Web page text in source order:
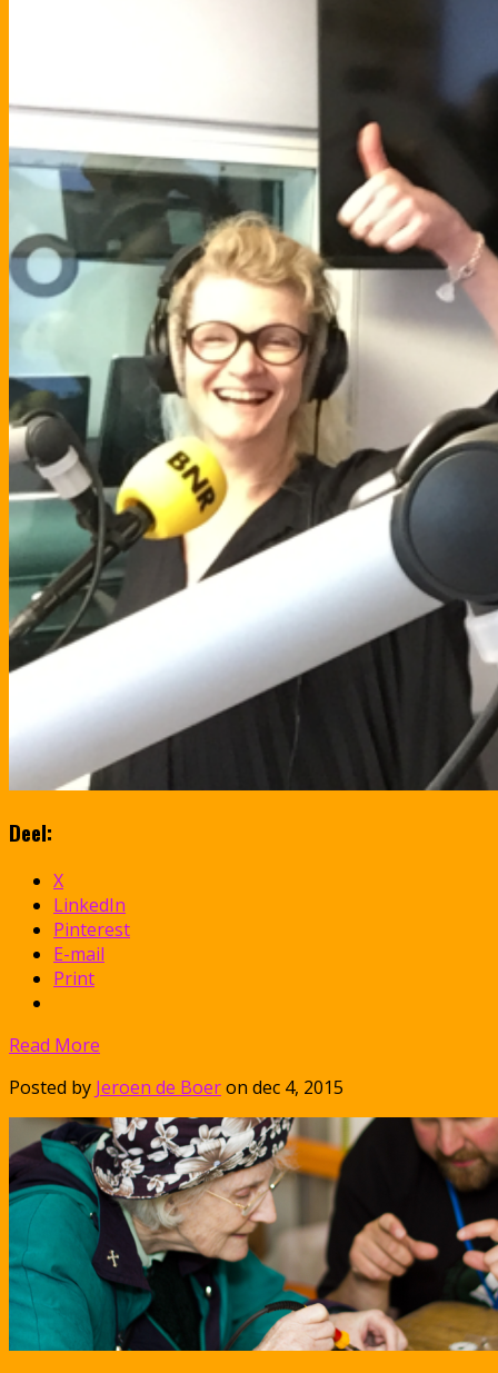
Deel:
X
LinkedIn
Pinterest
E-mail
Print
Read More
Posted by Jeroen de Boeron dec 4, 2015